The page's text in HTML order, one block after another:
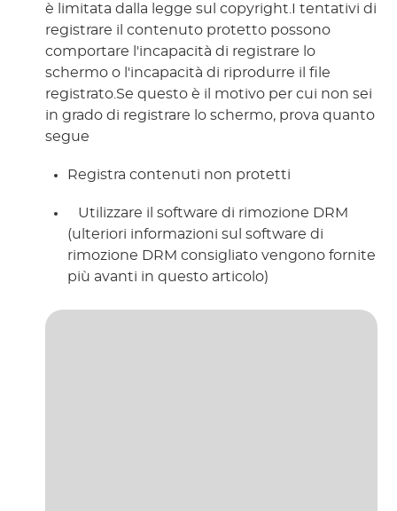
è limitata dalla legge sul copyright.I tentativi di
registrare il contenuto protetto possono
comportare l'incapacità di registrare lo
schermo o l'incapacità di riprodurre il file
registrato.Se questo è il motivo per cui non sei
in grado di registrare lo schermo, prova quanto
segue
Registra contenuti non protetti
Utilizzare il software di rimozione DRM
(ulteriori informazioni sul software di
rimozione DRM consigliato vengono fornite
più avanti in questo articolo)